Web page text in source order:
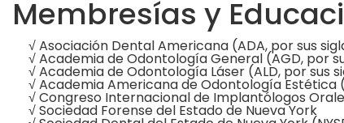
Membresías y
√ Asociación Dental Americana (ADA, por sus
√ Academia de Odontología General (AGD, por
√ Academia de Odontología Láser (ALD, por sus
√ Academia Americana de Odontología Estética
√ Congreso Internacional de Implantólogos
√ Sociedad Forense del Estado de Nueva York